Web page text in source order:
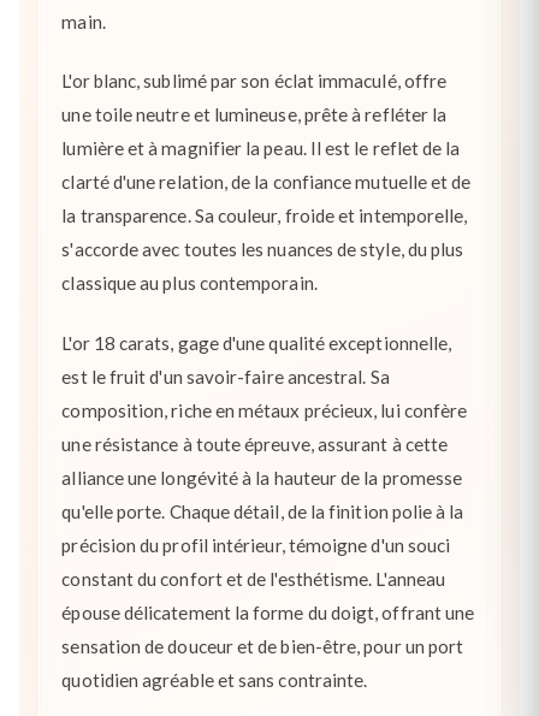
main.
L'or blanc, sublimé par son éclat immaculé, offre
une toile neutre et lumineuse, prête à refléter la
lumière et à magnifier la peau. Il est le reflet de la
clarté d'une relation, de la confiance mutuelle et de
la transparence. Sa couleur, froide et intemporelle,
s'accorde avec toutes les nuances de style, du plus
classique au plus contemporain.
L'or 18 carats, gage d'une qualité exceptionnelle,
est le fruit d'un savoir-faire ancestral. Sa
composition, riche en métaux précieux, lui confère
une résistance à toute épreuve, assurant à cette
alliance une longévité à la hauteur de la promesse
qu'elle porte. Chaque détail, de la finition polie à la
précision du profil intérieur, témoigne d'un souci
constant du confort et de l'esthétisme. L'anneau
épouse délicatement la forme du doigt, offrant une
sensation de douceur et de bien-être, pour un port
quotidien agréable et sans contrainte.